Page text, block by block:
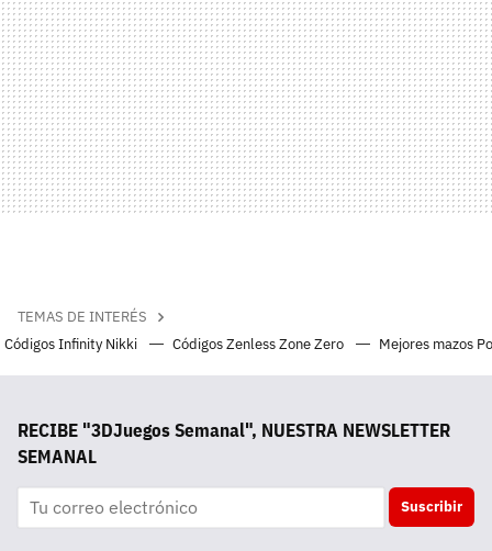
TEMAS DE INTERÉS
Códigos Infinity Nikki
Códigos Zenless Zone Zero Mejores mazos
RECIBE "3DJuegos Semanal", NUESTRA NEWSLETTER
SEMANAL
Suscribir